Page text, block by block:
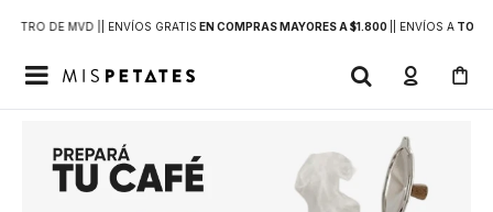
DE MVD | | ENVÍOS GRATIS EN COMPRAS MAYORES A $1.800 | ENVÍOS ATODO
